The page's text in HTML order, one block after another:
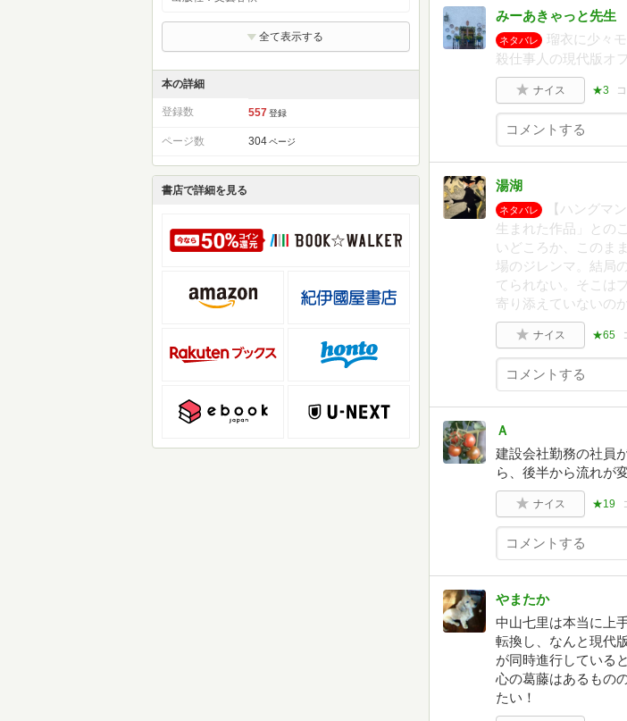
全て表示する
本の詳細
登録数 557 登録
ページ数 304 ページ
書店で詳細を見る
みーあきゃっと先生
ネタバレ
瑠衣に少々
殺仕事人の現代版オ
ナイス ★3
湯湖
ネタバレ
【ハングマ
生まれた作品」との
いどころか、このま
場のジレンマ。結局
てられない。そこは
寄り添えていないの
ナイス ★65
Ａ
建設会社勤務の社員
ら、後半から流れが
ナイス ★19
やまたか
中山七里は本当に上
転換し、なんと現代
が同時進行している
心の葛藤はあるもの
たい！